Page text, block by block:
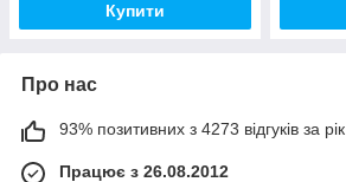
Купити
Про нас
93% позитивних з 4273 відгуків за рік
Працює з 26.08.2012